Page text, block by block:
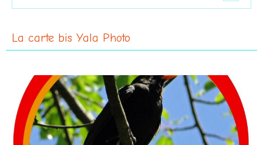
La carte bis Yala Photo